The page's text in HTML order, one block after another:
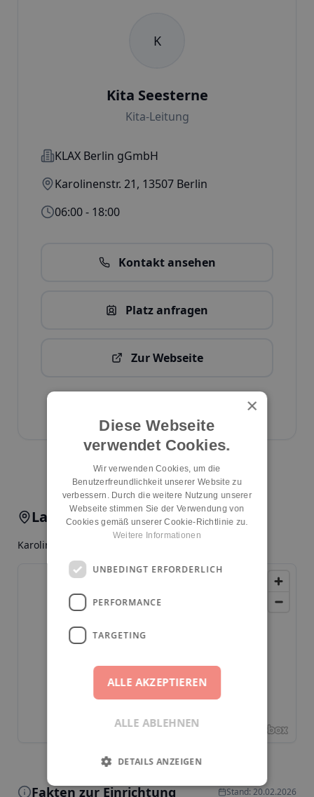
K
Kita Seesterne
Kita-Leitung
KLAX Berlin gGmbH
Karolinenstr. 21, 13507 Berlin
06:00 - 18:00
Kontakt ansehen
Platz anfragen
Zur Webseite
Kita-Daten bearbeiten
Lage & Anfahrt
Karolinenstr. 21, 13507, Berlin, Tegel
Fakten zur Einrichtung Stand: 20.02.2026
×
Diese Webseite
verwendet Cookies.
Wir verwenden Cookies, um die
Benutzerfreundlichkeit unserer Website zu
verbessern. Durch die weitere Nutzung unserer
Webseite stimmen Sie der Verwendung von
Cookies gemäß unserer Cookie-Richtlinie zu.
Weitere Informationen
UNBEDINGT ERFORDERLICH
PERFORMANCE
TARGETING
ALLE AKZEPTIEREN
ALLE ABLEHNEN
DETAILS ANZEIGEN